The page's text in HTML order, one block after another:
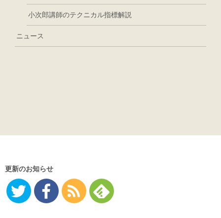
小次郎講師のテクニカル指標解説
ニュース
更新のお知らせ